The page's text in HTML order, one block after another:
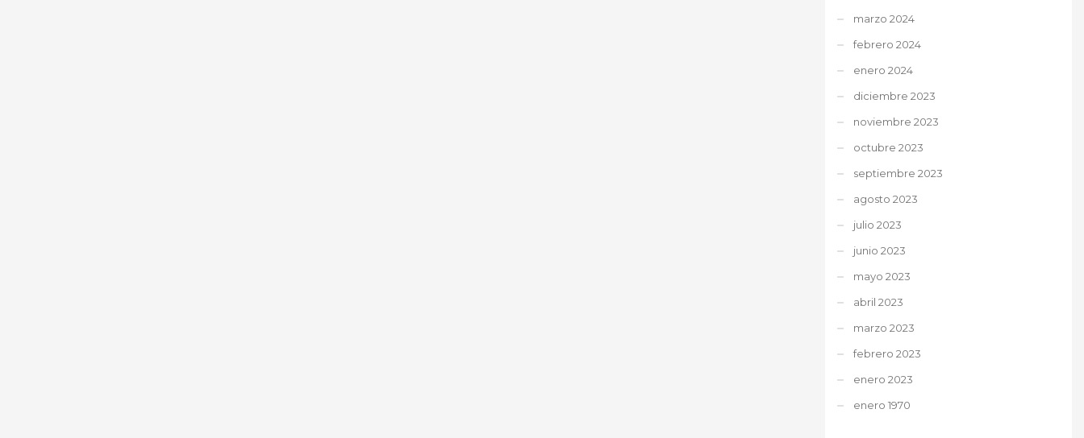
marzo 2024
febrero 2024
enero 2024
diciembre 2023
noviembre 2023
octubre 2023
septiembre 2023
agosto 2023
julio 2023
junio 2023
mayo 2023
abril 2023
marzo 2023
febrero 2023
enero 2023
enero 1970